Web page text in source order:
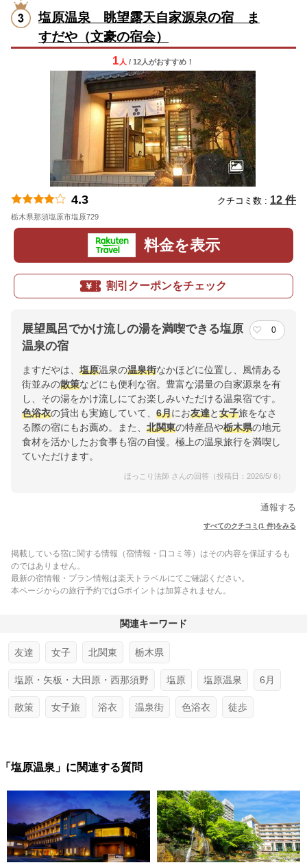
塩原温泉 眺望露天自家源泉の宿 ま
すだや（文豪の宿会）
1 人 / 12人がおすすめ！
4.3 クチコミ数 : 12 件
栃木県那須塩原市塩原729
料金を表示
割引クーポンをチェック
展望風呂でかけ流しの湯を満喫できる塩原
温泉の宿
0
ますだやは、 塩原温泉の温泉街なかほどに位置し、風情ある
街並みの散策などにも便利な宿。豊富な湯量の自家源泉を有
し、その湯をかけ流しにてお楽しみいただける温泉宿です。
色浴衣の貸出も実施していて、 6月にお友達と女子旅をなさ
る際の宿にもお薦め。また、 北関東の特産品や栃木県の地元
食材を活かしたお食事も宿の自慢。極上の温泉旅行を満喫し
ていただけます。
ほっこり法師 さんの回答（投稿日：2026/5/ 6）
通報する
すべてのクチコミ(1 件)をみる
掲載している宿に関する情報（宿情報・口コミ等）はその内容を保証するも
のではありません。
最新の宿情報・プラン情報は楽天トラベルにてご確認ください。
本ページからの旅行予約ではGポイントは加算されません。
関連キーワード
友達 女子 北関東 栃木県
塩原・矢板・大田原・西那須野 塩原 塩原温泉 6月
散策 女子旅 浴衣 温泉街 色浴衣 徒歩
「塩原温泉」に関連する質問